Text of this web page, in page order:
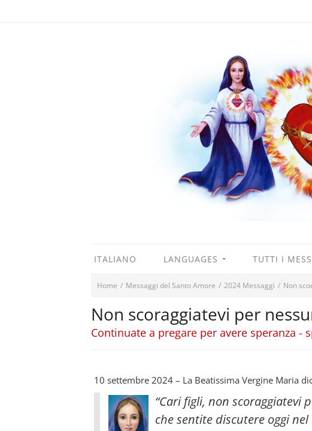
ITALIANO LANGUAGES TUTTI I
Home / Messaggi del Santo Amore / 2024 Messaggi / Non
Non scoraggiatevi per
Continuate a pregare per avere speranza
10 settembre 2024 – La Beatissima Vergine Maria
“Cari figli, non scoraggiatevi
che sentite discutere oggi